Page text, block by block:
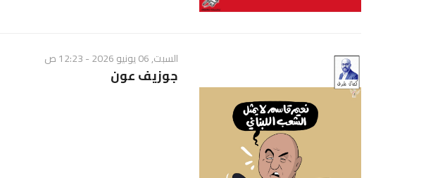
السبت, 06 يونيو 2026 - 12:23 ص
جوزيف عون